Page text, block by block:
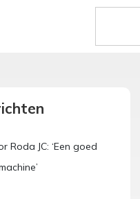
Roda JC: ‘Een goed